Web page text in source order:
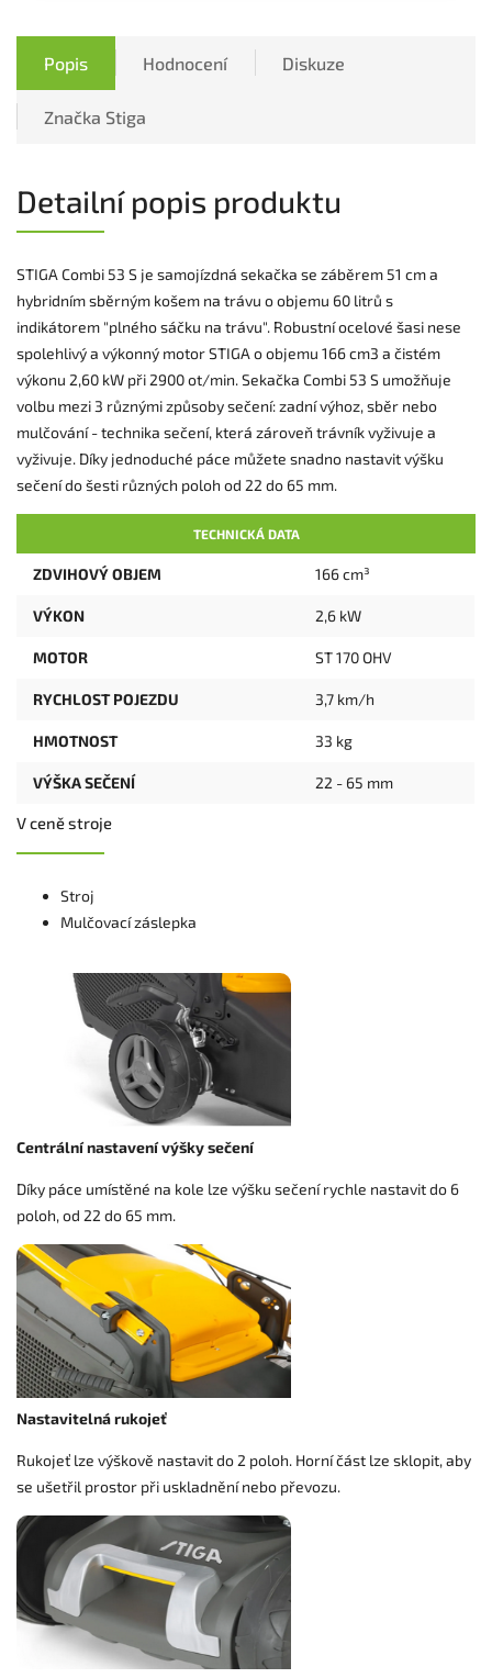
Popis Hodnocení Diskuze
Značka Stiga
Detailní popis produktu
STIGA Combi 53 S je samojízdná sekačka se záběrem 51 cm a
hybridním sběrným košem na trávu o objemu 60 litrů s
indikátorem "plného sáčku na trávu". Robustní ocelové šasi nese
spolehlivý a výkonný motor STIGA o objemu 166 cm3 a čistém
výkonu 2,60 kW při 2900 ot/min. Sekačka Combi 53 S umožňuje
volbu mezi 3 různými způsoby sečení: zadní výhoz, sběr nebo
mulčování - technika sečení, která zároveň trávník vyživuje a
vyživuje. Díky jednoduché páce můžete snadno nastavit výšku
sečení do šesti různých poloh od 22 do 65 mm.
TECHNICKÁ DATA
ZDVIHOVÝ OBJEM 166 cm³
VÝKON 2,6 kW
MOTOR ST 170 OHV
RYCHLOST POJEZDU 3,7 km/h
HMOTNOST 33 kg
VÝŠKA SEČENÍ 22 - 65 mm
V ceně stroje
Stroj
Mulčovací záslepka
Centrální nastavení výšky sečení
Díky páce umístěné na kole lze výšku sečení rychle nastavit do 6
poloh, od 22 do 65 mm.
Nastavitelná rukojeť
Rukojeť lze výškově nastavit do 2 poloh. Horní část lze sklopit, aby
se ušetřil prostor při uskladnění nebo převozu.